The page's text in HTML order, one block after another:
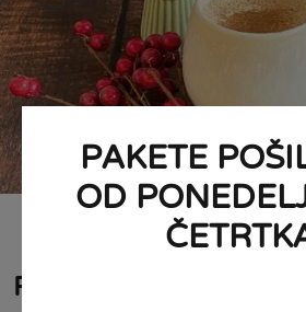
Postopek priprave
PAKETE
OD